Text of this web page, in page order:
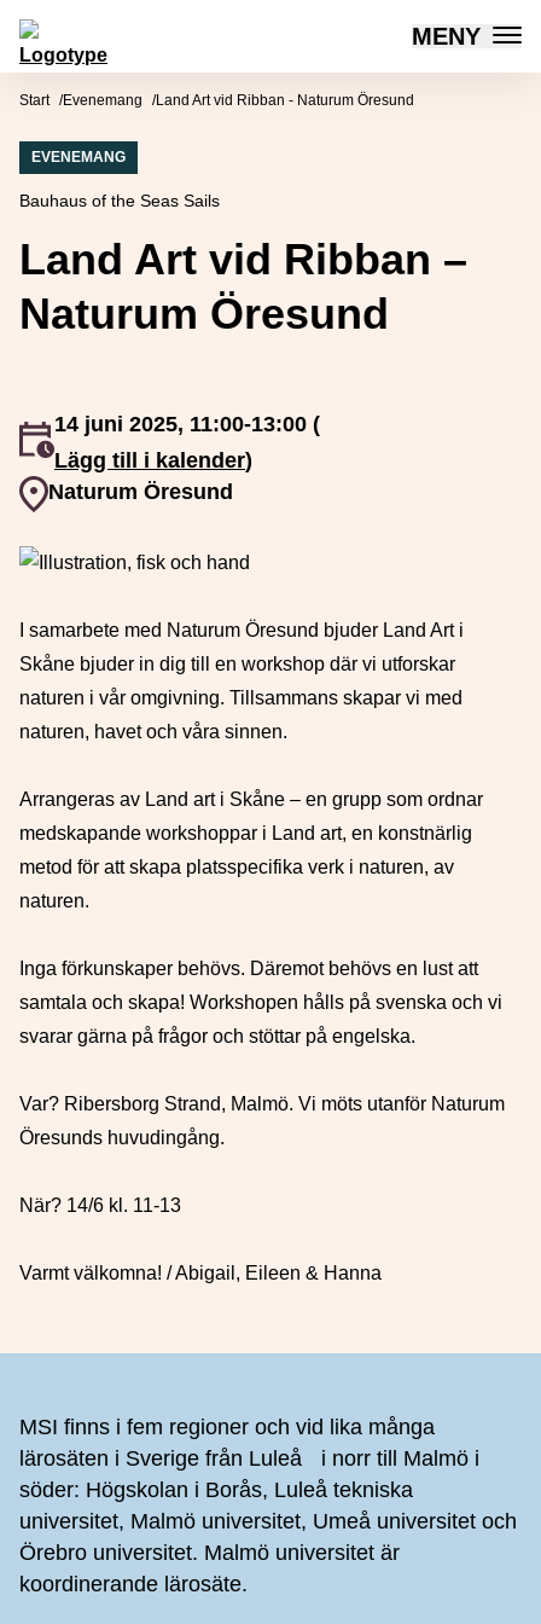
Hoppa till innehåll
Mötesplatsen Social Innovation MENY
Start Evenemang Land Art vid Ribban - Naturum Öresund
EVENEMANG
Bauhaus of the Seas Sails
Land Art vid Ribban –
Naturum Öresund
Event inträffar
14 juni 2025, 11:00-13:00 (
Lägg till i kalender)
Event plats
Naturum Öresund
I samarbete med Naturum Öresund bjuder Land Art i
Skåne bjuder in dig till en workshop där vi utforskar
naturen i vår omgivning. Tillsammans skapar vi med
naturen, havet och våra sinnen.
Arrangeras av Land art i Skåne – en grupp som ordnar
medskapande workshoppar i Land art, en konstnärlig
metod för att skapa platsspecifika verk i naturen, av
naturen.
Inga förkunskaper behövs. Däremot behövs en lust att
samtala och skapa! Workshopen hålls på svenska och vi
svarar gärna på frågor och stöttar på engelska.
Var? Ribersborg Strand, Malmö. Vi möts utanför Naturum
Öresunds huvudingång.
När? 14/6 kl. 11-13
Varmt välkomna! / Abigail, Eileen & Hanna
MSI finns i fem regioner och vid lika många
lärosäten i Sverige från Luleå i norr till Malmö i
söder: Högskolan i Borås, Luleå tekniska
universitet, Malmö universitet, Umeå universitet och
Örebro universitet. Malmö universitet är
koordinerande lärosäte.